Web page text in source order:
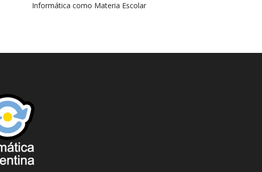
Informática como Materia Escolar